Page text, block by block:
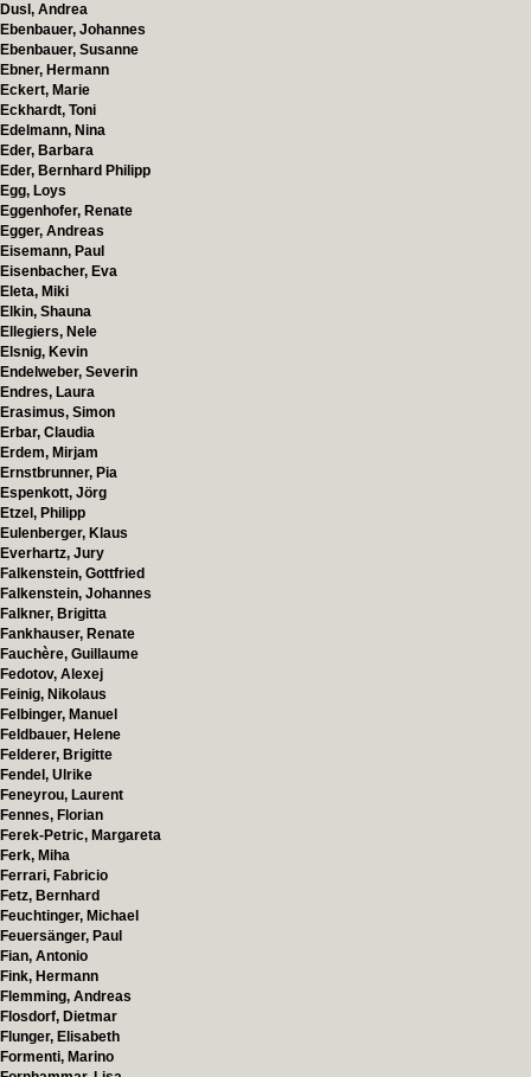
Dusl, Andrea
Ebenbauer, Johannes
Ebenbauer, Susanne
Ebner, Hermann
Eckert, Marie
Eckhardt, Toni
Edelmann, Nina
Eder, Barbara
Eder, Bernhard Philipp
Egg, Loys
Eggenhofer, Renate
Egger, Andreas
Eisemann, Paul
Eisenbacher, Eva
Eleta, Miki
Elkin, Shauna
Ellegiers, Nele
Elsnig, Kevin
Endelweber, Severin
Endres, Laura
Erasimus, Simon
Erbar, Claudia
Erdem, Mirjam
Ernstbrunner, Pia
Espenkott, Jörg
Etzel, Philipp
Eulenberger, Klaus
Everhartz, Jury
Falkenstein, Gottfried
Falkenstein, Johannes
Falkner, Brigitta
Fankhauser, Renate
Fauchère, Guillaume
Fedotov, Alexej
Feinig, Nikolaus
Felbinger, Manuel
Feldbauer, Helene
Felderer, Brigitte
Fendel, Ulrike
Feneyrou, Laurent
Fennes, Florian
Ferek-Petric, Margareta
Ferk, Miha
Ferrari, Fabricio
Fetz, Bernhard
Feuchtinger, Michael
Feuersänger, Paul
Fian, Antonio
Fink, Hermann
Flemming, Andreas
Flosdorf, Dietmar
Flunger, Elisabeth
Formenti, Marino